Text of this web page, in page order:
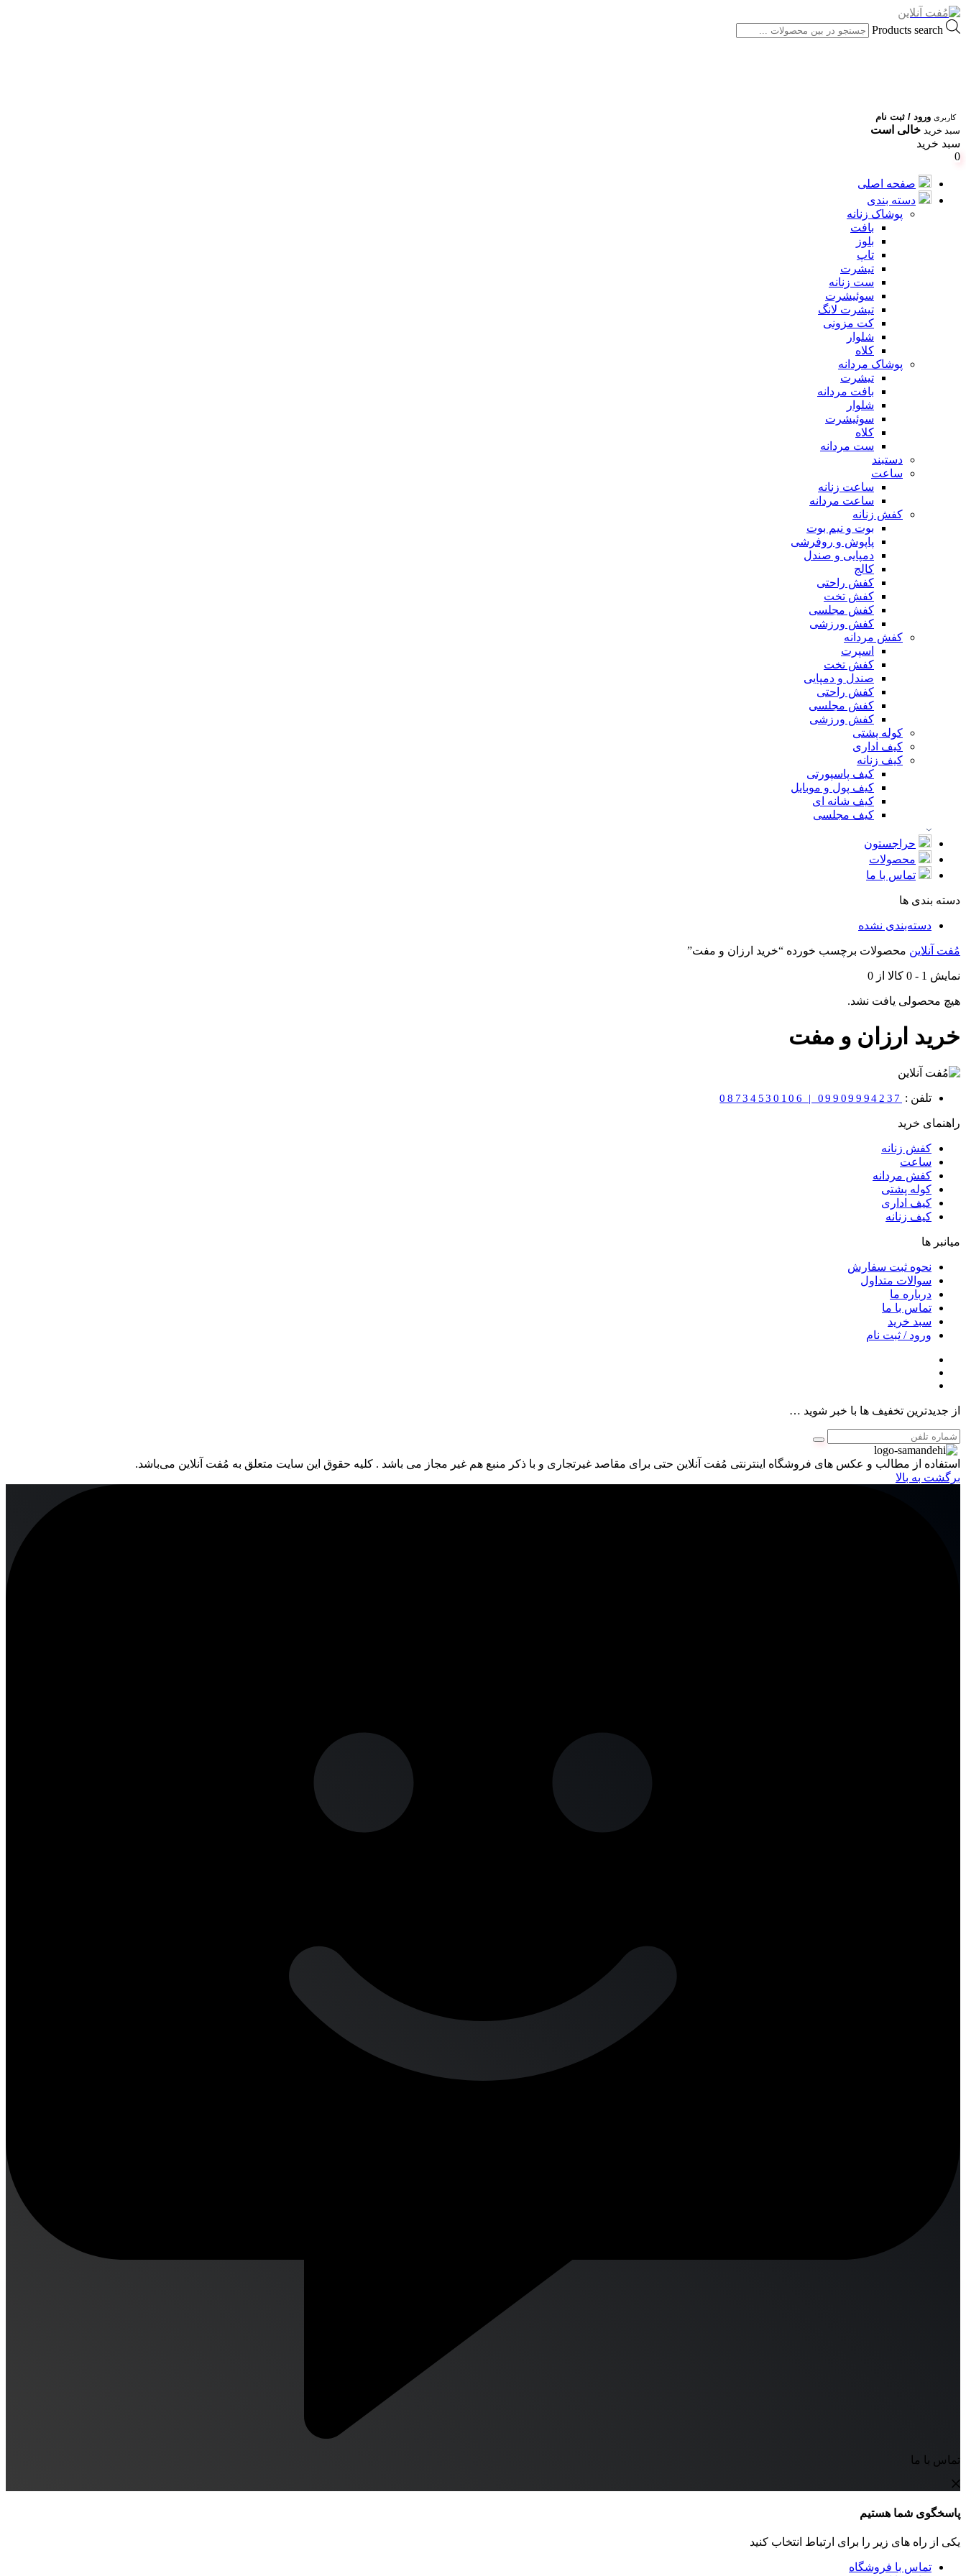
Products search
کاربری ورود / ثبت نام
سبد خرید خالی است
سبد خرید
0
صفحه اصلی
دسته بندی
پوشاک زنانه
بافت
بلوز
تاپ
تیشرت
ست زنانه
سوئیشرت
تیشرت لانگ
کت مزونی
شلوار
کلاه
پوشاک مردانه
تیشرت
بافت مردانه
شلوار
سوئیشرت
کلاه
ست مردانه
دستبند
ساعت
ساعت زنانه
ساعت مردانه
کفش زنانه
بوت و نیم بوت
پاپوش و روفرشی
دمپایی و صندل
کالج
کفش راحتی
کفش تخت
کفش مجلسی
کفش ورزشی
کفش مردانه
اسپرت
کفش تخت
صندل و دمپایی
کفش راحتی
کفش مجلسی
کفش ورزشی
کوله پشتی
کیف اداری
کیف زنانه
کیف پاسپورتی
کیف پول و موبایل
کیف شانه ای
کیف مجلسی
حراجستون
محصولات
تماس با ما
دسته بندی ها
دسته‌بندی نشده
مُفت آنلاین محصولات برچسب خورده “خرید ارزان و مفت”
نمایش 1
-
0 کالا از 0
هیچ محصولی یافت نشد.
خرید ارزان و مفت
تلفن : 08734530106 | 09909994237
راهنمای خرید
کفش زنانه
ساعت
کفش مردانه
کوله پشتی
کیف اداری
کیف زنانه
میانبر ها
نحوه ثبت سفارش
سوالات متداول
درباره ما
تماس با ما
سبد خرید
ورود / ثبت نام
از جدیدترین تخفیف ها با خبر شوید …
استفاده از مطالب و عکس های فروشگاه اینترنتی مُفت آنلاین حتی برای مقاصد غیرتجاری و با ذکر منبع هم غیر مجاز می باشد . کلیه حقوق این سایت متعلق به مُفت آنلاین می‌باشد.
برگشت به بالا
تماس با ما
پاسخگوی شما هستیم
یکی از راه های زیر را برای ارتباط انتخاب کنید
تماس با فروشگاه